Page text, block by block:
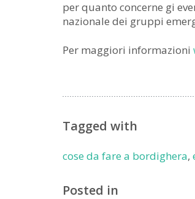
per quanto concerne gi
nazionale dei gruppi
Per maggiori informazioni
Tagged with
cose da fare a bordighera,
Posted in